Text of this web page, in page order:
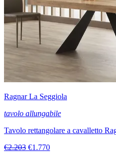
Linee ben studiate ed un
connotano la struttura a
disponibile:
Tola Point house non ti
Il trasporto, con conseguenti
momento in cui si decide di
incluso nazionale (no isole)
vantaggiosa.
Ragnar La Seggiola
tavolo allungabile
Tavolo rettangolare a cavalletto
€2.203 €1.770